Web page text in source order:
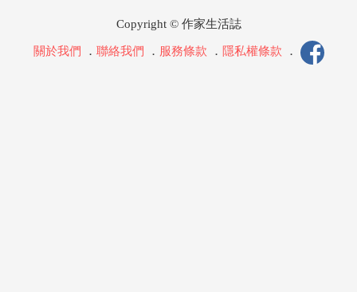
Copyright © 作家生活誌
關於我們 ． 聯絡我們 ． 服務條款 ． 隱私權條款 ．